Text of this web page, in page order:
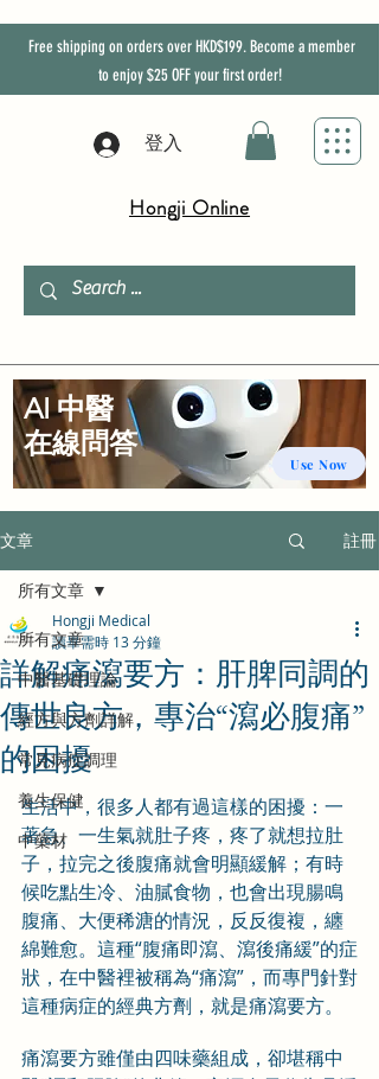
Free shipping on orders over HKD$199. Become a member
to enjoy$25 OFFyour first order!
登入
Hongji Online
文章 註冊
所有文章
中醫基礎理論
經方與方劑詳解
常見病症調理
養生保健
中藥材
所有文章
詳解痛瀉要方：肝脾同調的
傳世良方，專治“瀉必腹痛”
的困擾
Hongji Medical
讀畢需時 13 分鐘
生活中，很多人都有過這樣的困擾：一
著急、一生氣就肚子疼，疼了就想拉肚
子，拉完之後腹痛就會明顯緩解；有時
候吃點生冷、油膩食物，也會出現腸鳴
腹痛、大便稀溏的情況，反反復複，纏
綿難愈。這種“腹痛即瀉、瀉後痛緩”的症
狀，在中醫裡被稱為“痛瀉”，而專門針對
這種病症的經典方劑，就是痛瀉要方。
痛瀉要方雖僅由四味藥組成，卻堪稱中
Use Now
AI 中醫
​在線問答